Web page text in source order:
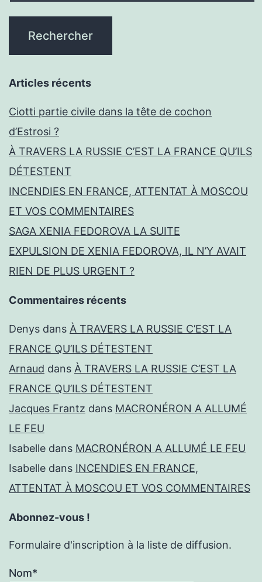
Articles récents
Ciotti partie civile dans la tête de cochon
d’Estrosi ?
À TRAVERS LA RUSSIE C’EST LA FRANCE QU’ILS
DÉTESTENT
INCENDIES EN FRANCE, ATTENTAT À MOSCOU
ET VOS COMMENTAIRES
SAGA XENIA FEDOROVA LA SUITE
EXPULSION DE XENIA FEDOROVA, IL N’Y AVAIT
RIEN DE PLUS URGENT ?
Commentaires récents
Denys dans À TRAVERS LA RUSSIE C’EST LA
FRANCE QU’ILS DÉTESTENT
Arnaud dans À TRAVERS LA RUSSIE C’EST LA
FRANCE QU’ILS DÉTESTENT
Jacques Frantz dans MACRONÉRON A ALLUMÉ
LE FEU
Isabelle dans MACRONÉRON A ALLUMÉ LE FEU
Isabelle dans INCENDIES EN FRANCE,
ATTENTAT À MOSCOU ET VOS COMMENTAIRES
Abonnez-vous !
Formulaire d'inscription à la liste de diffusion.
Nom*